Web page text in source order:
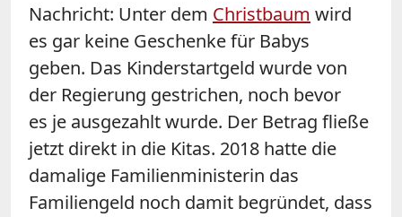
Nachricht: Unter dem Christbaum wird
es gar keine Geschenke für Babys
geben. Das Kinderstartgeld wurde von
der Regierung gestrichen, noch bevor
es je ausgezahlt wurde. Der Betrag fließe
jetzt direkt in die Kitas. 2018 hatte die
damalige Familienministerin das
Familiengeld noch damit begründet, dass